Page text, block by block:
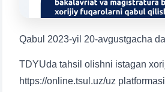
Qabul 2023-yil 20-avgustgacha
TDYUda tahsil olishni istagan
https://online.tsul.uz/uz
7. Call-center (4)